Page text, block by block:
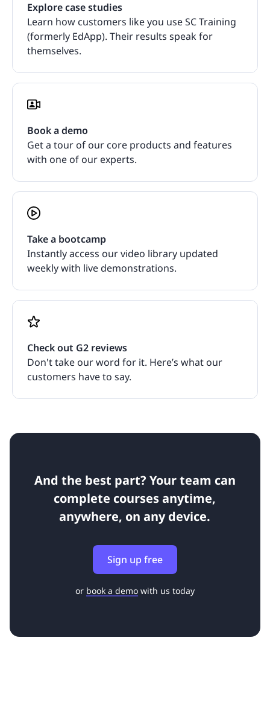
Explore case studies
Learn how customers like you use SC Training
(formerly EdApp). Their results speak for
themselves.
Book a demo
Get a tour of our core products and features
with one of our experts.
Take a bootcamp
Instantly access our video library updated
weekly with live demonstrations.
Check out G2 reviews
Don't take our word for it. Here’s what our
customers have to say.
And the best part? Your team can
complete courses anytime,
anywhere, on any device.
Sign up free
or book a demo with us today